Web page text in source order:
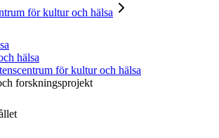
för kultur och hälsa
hälsa
för kultur och hälsa
forskningsprojekt